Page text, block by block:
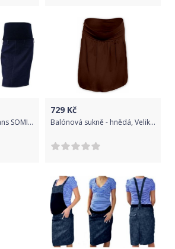
Těhotenská sukně jeans SOMI - jeans , Velikosti těh. moda S (36)
729 Kč
Balónová sukně - hnědá, Velikosti těh. moda L/XL